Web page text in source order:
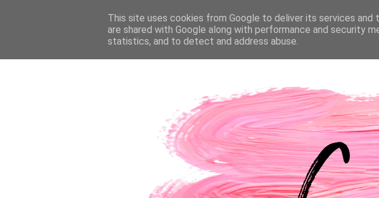
PÁGINA INICIAL SOBRE A AUTORA CONTACTOS
This site uses cookies from Google to deliver its services and
are shared with Google along with performance and security
statistics, and to detect and address abuse.